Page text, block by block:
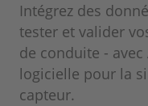
Intégrez des
tester et valider
de conduite - avec
logicielle pour la
capteur.